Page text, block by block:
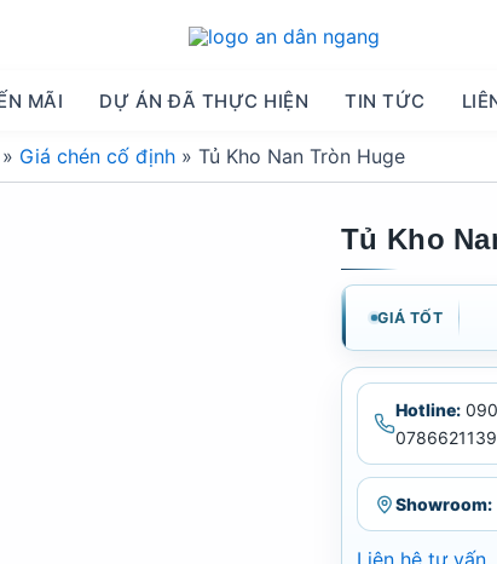
MÃI DỰ ÁN ĐÃ THỰC HIỆN TIN TỨC
» Giá chén cố định » Tủ Kho Nan Tròn Huge
Tủ Kho
GIÁ TỐT
Hotline:
0786621139
Showroom: